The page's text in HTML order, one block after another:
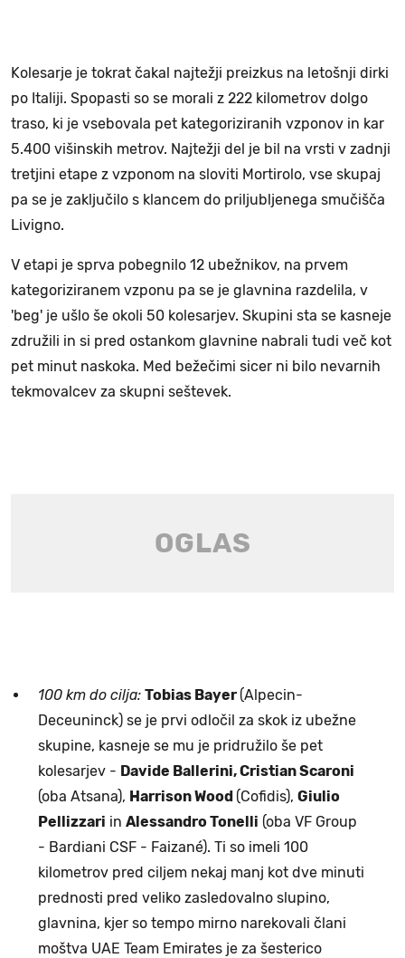
Kolesarje je tokrat čakal najtežji preizkus na letošnji dirki
po Italiji. Spopasti so se morali z 222 kilometrov dolgo
traso, ki je vsebovala pet kategoriziranih vzponov in kar
5.400 višinskih metrov. Najtežji del je bil na vrsti v zadnji
tretjini etape z vzponom na sloviti Mortirolo, vse skupaj
pa se je zaključilo s klancem do priljubljenega smučišča
Livigno.
V etapi je sprva pobegnilo 12 ubežnikov, na prvem
kategoriziranem vzponu pa se je glavnina razdelila, v
'beg' je ušlo še okoli 50 kolesarjev. Skupini sta se kasneje
združili in si pred ostankom glavnine nabrali tudi več kot
pet minut naskoka. Med bežečimi sicer ni bilo nevarnih
tekmovalcev za skupni seštevek.
100 km do cilja: Tobias Bayer (Alpecin-
Deceuninck) se je prvi odločil za skok iz ubežne
skupine, kasneje se mu je pridružilo še pet
kolesarjev - Davide Ballerini, Cristian Scaroni
(oba Atsana), Harrison Wood (Cofidis), Giulio
Pellizzari in Alessandro Tonelli (oba VF Group
- Bardiani CSF - Faizané). Ti so imeli 100
kilometrov pred ciljem nekaj manj kot dve minuti
prednosti pred veliko zasledovalno slupino,
glavnina, kjer so tempo mirno narekovali člani
moštva UAE Team Emirates je za šesterico